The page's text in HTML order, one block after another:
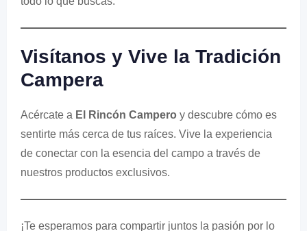
Visítanos y Vive la Tradición
Campera
Acércate a El Rincón Campero y descubre cómo es
sentirte más cerca de tus raíces. Vive la experiencia
de conectar con la esencia del campo a través de
nuestros productos exclusivos.
¡Te esperamos para compartir juntos la pasión por lo